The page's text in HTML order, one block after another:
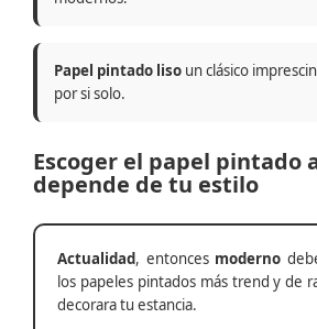
Papel pintado liso un clásico
por si solo.
Escoger el papel pintado
depende de tu estilo
Actualidad, entonces moderno
los papeles pintados más trend y de
decorara tu estancia.